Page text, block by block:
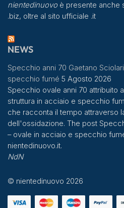
nientedinuovoè presente anche
.biz, oltre al sito ufficiale .it
NEWS
Specchio anni 70 Gaetano
specchio fumé 5 Agosto 2026
Specchio ovale anni 70 attribuito
struttura in acciaio e specchio
che racconta il tempo attraverso
dell'ossidazione. The post
– ovale in acciaio e specchio
nientedinuovo.it.
NdN
© nientedinuovo 2026